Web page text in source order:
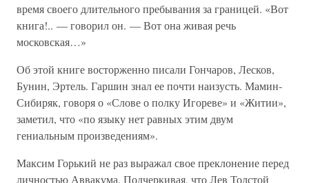
время своего длительного пребывания за границей. «Вот
книга!.. — говорил он. — Вот она живая речь
московская…»
Об этой книге восторженно писали Гончаров, Лесков,
Бунин, Эртель. Гаршин знал ее почти наизусть. Мамин-
Сибиряк, говоря о «Слове о полку Игореве» и «Житии»,
заметил, что «по языку нет равных этим двум
гениальным произведениям».
Максим Горький не раз выражал свое преклонение перед
личностью Аввакума. Подчеркивая, что Лев Толстой